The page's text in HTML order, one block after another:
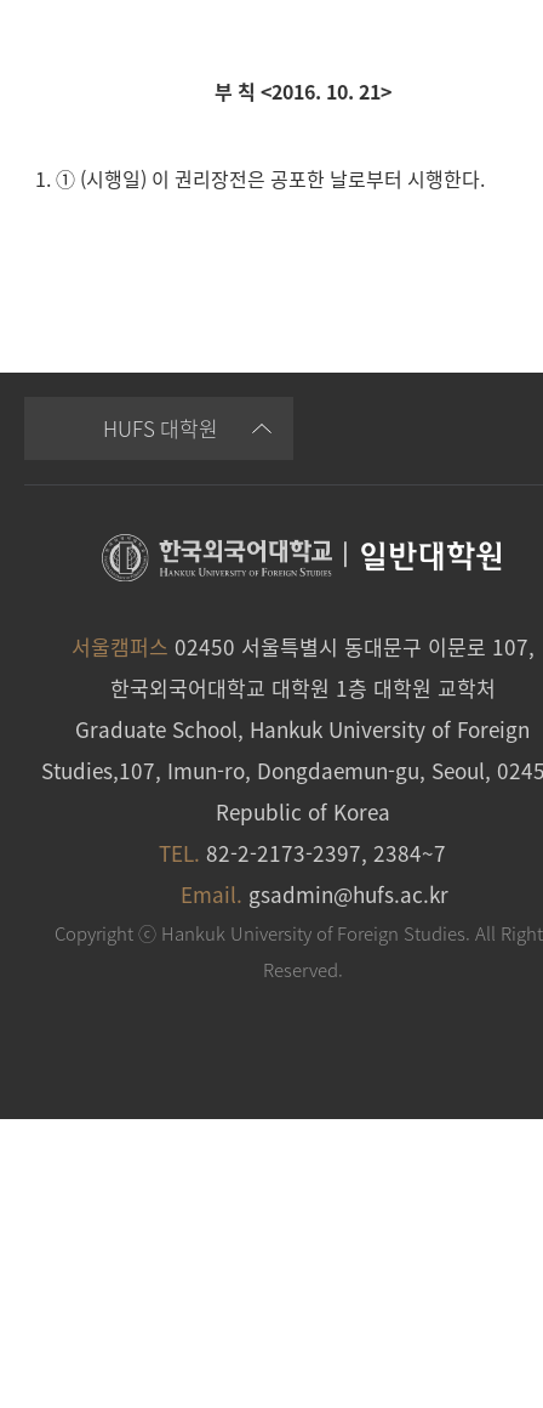
부 칙 <2016. 10. 21>
1. ① (시행일) 이 권리장전은 공포한 날로부터 시행한다.
HUFS 대학원
일반대학원
서울캠퍼스 02450 서울특별시 동대문구 이문로 107,
한국외국어대학교 대학원 1층 대학원 교학처
Graduate School, Hankuk University of Foreign
Studies,107, Imun-ro, Dongdaemun-gu, Seoul,
Republic of Korea
TEL. 82-2-2173-2397, 2384~7
Email. gsadmin@hufs.ac.kr
Copyright ⓒ Hankuk University of Foreign Studies. All
Reserved.